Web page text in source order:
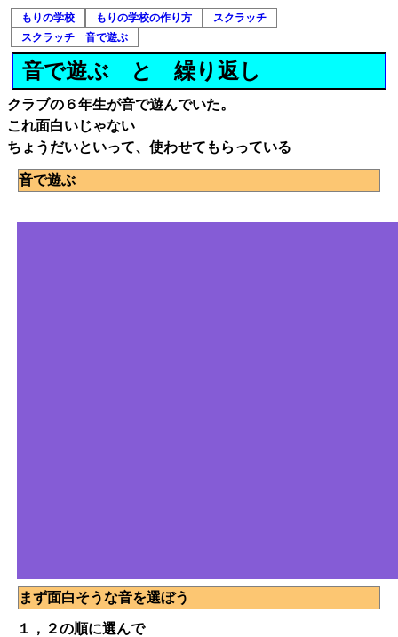
もりの学校 もりの学校の作り方
スクラッチ
スクラッチ 音で遊ぶ
音で遊ぶ と 繰り返し
クラブの６年生が音で遊んでいた。
これ面白いじゃない
ちょうだいといって、使わせてもらっている
音で遊ぶ
まず面白そうな音を選ぼう
１，２の順に選んで